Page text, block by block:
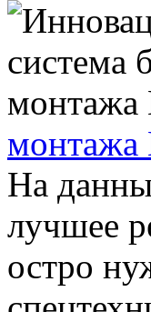
монтажа
На
лучшее
остро